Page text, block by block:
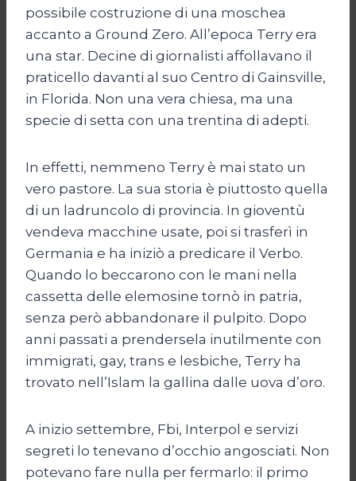
possibile costruzione di una moschea
accanto a Ground Zero. All’epoca Terry era
una star. Decine di giornalisti affollavano il
praticello davanti al suo Centro di Gainsville,
in Florida. Non una vera chiesa, ma una
specie di setta con una trentina di adepti.
In effetti, nemmeno Terry è mai stato un
vero pastore. La sua storia è piuttosto quella
di un ladruncolo di provincia. In gioventù
vendeva macchine usate, poi si trasferì in
Germania e ha iniziò a predicare il Verbo.
Quando lo beccarono con le mani nella
cassetta delle elemosine tornò in patria,
senza però abbandonare il pulpito. Dopo
anni passati a prendersela inutilmente con
immigrati, gay, trans e lesbiche, Terry ha
trovato nell’Islam la gallina dalle uova d’oro.
A inizio settembre, Fbi, Interpol e servizi
segreti lo tenevano d’occhio angosciati. Non
potevano fare nulla per fermarlo: il primo